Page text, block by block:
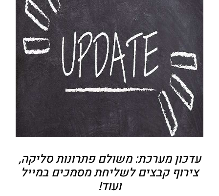
עדכון מערכת: משולם פתרונות סליקה,
צירוף קבצים לשליחת מסמכים במייל
ועוד!